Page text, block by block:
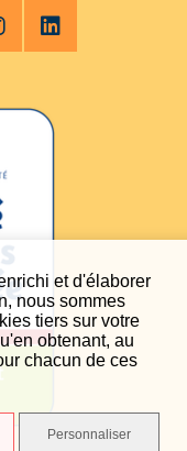
et d'élaborer
nous sommes
tiers sur votre
obtenant, au
chacun de ces
Personnaliser